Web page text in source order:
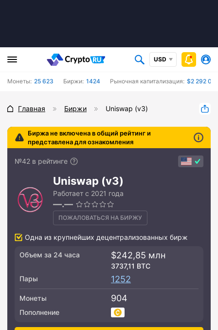
USD
Монеты: 25 623 Биржи: 1424 Рыночная капитализация: $2 292
Главная Биржи Uniswap (v3)
Биржа не включена в общий рейтинг и
представлена для ознакомления
№42 в рейтинге
Uniswap (v3)
Работает с 2021 года
—.—
ПОЖАЛОВАТЬСЯ НА БИРЖУ
Одна из крупнейших децентрализованных бирж
Объем за 24 часа $242,85 млн
3737,11 BTC
Пары
1252
Монеты 904
Пополнение